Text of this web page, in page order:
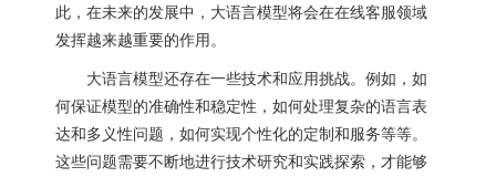
此，在未来的发展中，大语言模型将会在在线客服领域
发挥越来越重要的作用。
大语言模型还存在一些技术和应用挑战。例如，如
何保证模型的准确性和稳定性，如何处理复杂的语言表
达和多义性问题，如何实现个性化的定制和服务等等。
这些问题需要不断地进行技术研究和实践探索，才能够